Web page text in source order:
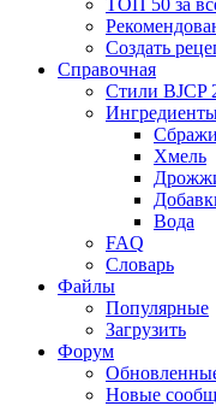
ТОП 50 за
Создать
Справочная
Стили BJCP
Хмель
Вода
FAQ
Словарь
Файлы
Популярные
Загрузить
Форум
Новые